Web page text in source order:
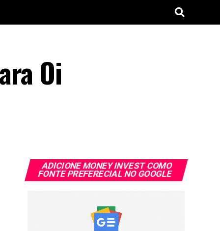
Oi
ADICIONE MONEY INVEST COMO
FONTE PREFERECIAL NO GOOGLE